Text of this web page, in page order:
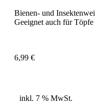
Bienen- und
Geeignet auch für
6,99 €
inkl. 7 % MwSt.